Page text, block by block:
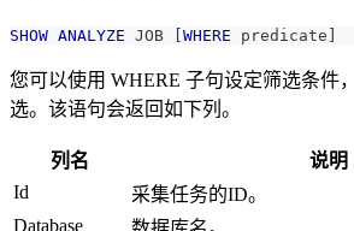
SHOW ANALYZE JOB [WHERE predicate ]
您可以使用 WHERE 子句设定筛选条件
选。该语句会返回如下列。
列名
说明
Id
采集任务的ID。
Database